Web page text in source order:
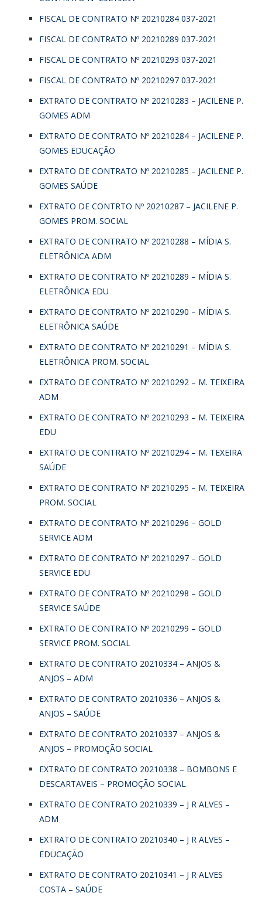
FISCAL DE CONTRATO Nº 20210284 037-2021
FISCAL DE CONTRATO Nº 20210289 037-2021
FISCAL DE CONTRATO Nº 20210293 037-2021
FISCAL DE CONTRATO Nº 20210297 037-2021
EXTRATO DE CONTRATO Nº 20210283 – JACILENE P.
GOMES ADM
EXTRATO DE CONTRATO Nº 20210284 – JACILENE P.
GOMES EDUCAÇÃO
EXTRATO DE CONTRATO Nº 20210285 – JACILENE P.
GOMES SAÚDE
EXTRATO DE CONTRTO Nº 20210287 – JACILENE P.
GOMES PROM. SOCIAL
EXTRATO DE CONTRATO Nº 20210288 – MÍDIA S.
ELETRÔNICA ADM
EXTRATO DE CONTRATO Nº 20210289 – MÍDIA S.
ELETRÔNICA EDU
EXTRATO DE CONTRATO Nº 20210290 – MÍDIA S.
ELETRÔNICA SAÚDE
EXTRATO DE CONTRATO Nº 20210291 – MÍDIA S.
ELETRÔNICA PROM. SOCIAL
EXTRATO DE CONTRATO Nº 20210292 – M. TEIXEIRA
ADM
EXTRATO DE CONTRATO Nº 20210293 – M. TEIXEIRA
EDU
EXTRATO DE CONTRATO Nº 20210294 – M. TEXEIRA
SAÚDE
EXTRATO DE CONTRATO Nº 20210295 – M. TEIXEIRA
PROM. SOCIAL
EXTRATO DE CONTRATO Nº 20210296 – GOLD
SERVICE ADM
EXTRATO DE CONTRATO Nº 20210297 – GOLD
SERVICE EDU
EXTRATO DE CONTRATO Nº 20210298 – GOLD
SERVICE SAÚDE
EXTRATO DE CONTRATO Nº 20210299 – GOLD
SERVICE PROM. SOCIAL
EXTRATO DE CONTRATO 20210334 – ANJOS &
ANJOS – ADM
EXTRATO DE CONTRATO 20210336 – ANJOS &
ANJOS – SAÚDE
EXTRATO DE CONTRATO 20210337 – ANJOS &
ANJOS – PROMOÇÃO SOCIAL
EXTRATO DE CONTRATO 20210338 – BOMBONS E
DESCARTAVEIS – PROMOÇÃO SOCIAL
EXTRATO DE CONTRATO 20210339 – J R ALVES –
ADM
EXTRATO DE CONTRATO 20210340 – J R ALVES –
EDUCAÇÃO
EXTRATO DE CONTRATO 20210341 – J R ALVES
COSTA – SAÚDE